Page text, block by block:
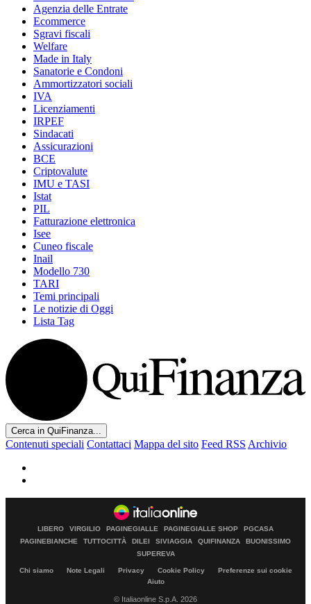
Agenzia delle Entrate
Ecommerce
Sgravi fiscali
Welfare
Made in Italy
Sanatorie e Condoni
Ammortizzatori sociali
IVA
Licenziamenti
IRPEF
Sindacati
Assicurazioni
BCE
Criptovalute
IMU e TASI
Istat
PIL
Fatturazione elettronica
Isee
Cuneo fiscale
Inail
Modello 730
TARI
Temi principali
Le notizie di Oggi
Lista Tag
Cerca in QuiFinanza...
Contenuti speciali Contattaci Mappa del sito Feed RSS Archivio
LIBERO VIRGILIO PAGINEGIALLE PAGINEGIALLE SHOP
PGCASA
PAGINEBIANCHE
TUTTOCITTÀ DILEI SIVIAGGIA QUIFINANZA
BUONISSIMO
SUPEREVA
Chi siamo Note Legali Privacy Cookie Policy
Preferenze sui cookie
Aiuto
© Italiaonline S.p.A. 2026